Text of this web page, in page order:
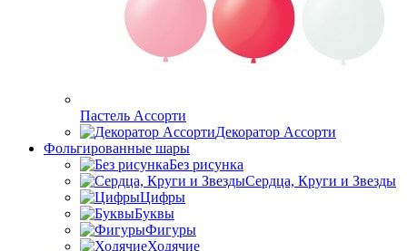
Пастель Ассорти
Декоратор Ассорти
Фольгированные шары
Без рисунка
Сердца, Круги и Звезды
Цифры
Буквы
Фигуры
Ходячие